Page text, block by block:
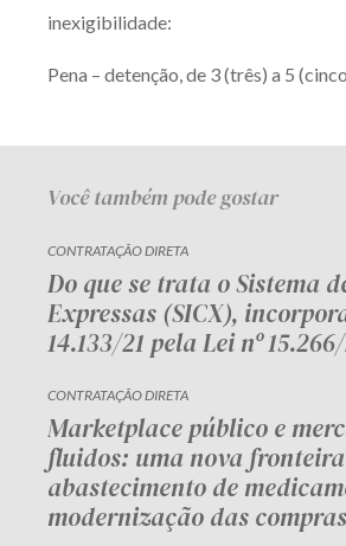
Batel Curitiba
Telefone (41) 2109-
Whatsapp (41) 98881-
inexigibilidade:
Pena – detenção, de 3 (três) a 5
Você também pode gostar
CONTRATAÇÃO DIRETA
Do que se trata o Sistema
Expressas (SICX),
14.133/21 pela Lei nº
CONTRATAÇÃO DIRETA
Marketplace público e
fluidos: uma nova
abastecimento de
modernização das